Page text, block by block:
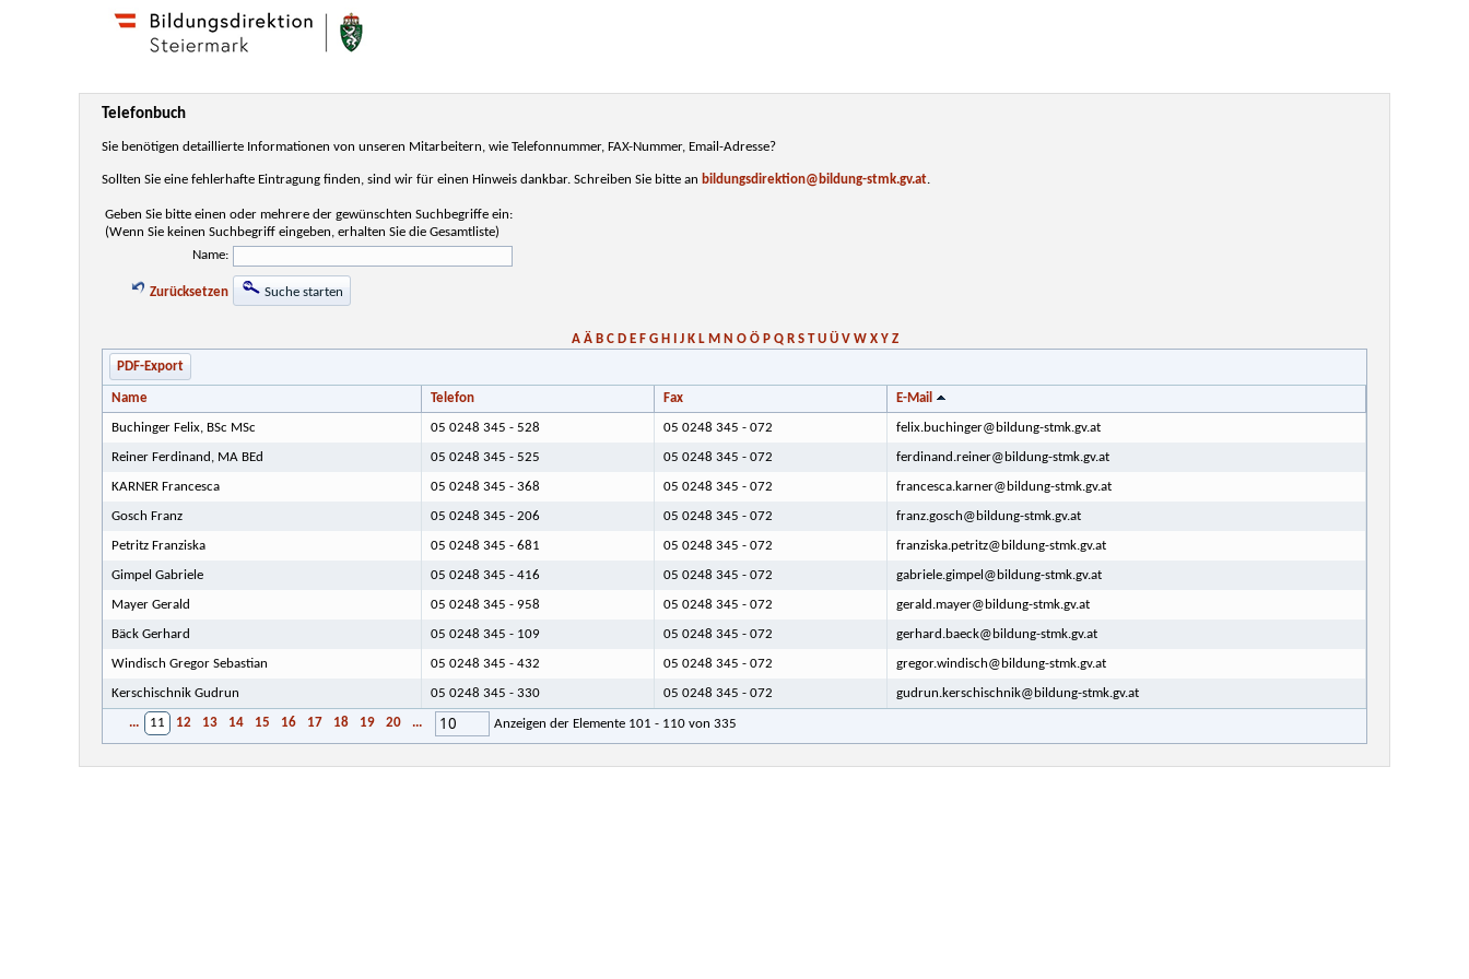
Telefonbuch
Sie benötigen detaillierte Informationen von unseren Mitarbeitern, wie Telefonnummer, FAX-Nummer, Email-Adresse?
Sollten Sie eine fehlerhafte Eintragung finden, sind wir für einen Hinweis dankbar. Schreiben Sie bitte an bildungsdirektion@bildung-stmk.gv.at.
Geben Sie bitte einen oder mehrere der gewünschten Suchbegriffe ein:
(Wenn Sie keinen Suchbegriff eingeben, erhalten Sie die Gesamtliste)
Name:
Zurücksetzen Suche starten
A Ä B C D E F G H J K L M N O Ö P Q R S T U Ü V W X Y Z
PDF-Export
Name Telefon Fax E-Mail
Buchinger Felix, BSc MSc 05 0248 345 - 528 05 0248 345 - 072 felix.buchinger@bildung-stmk.gv.at
Reiner Ferdinand, MA BEd 05 0248 345 - 525 05 0248 345 - 072 ferdinand.reiner@bildung-stmk.gv.at
KARNER Francesca 05 0248 345 - 368 05 0248 345 - 072 francesca.karner@bildung-stmk.gv.at
Gosch Franz 05 0248 345 - 206 05 0248 345 - 072 franz.gosch@bildung-stmk.gv.at
Petritz Franziska 05 0248 345 - 681 05 0248 345 - 072 franziska.petritz@bildung-stmk.gv.at
Gimpel Gabriele 05 0248 345 - 416 05 0248 345 - 072 gabriele.gimpel@bildung-stmk.gv.at
Mayer Gerald 05 0248 345 - 958 05 0248 345 - 072 gerald.mayer@bildung-stmk.gv.at
Bäck Gerhard 05 0248 345 - 109 05 0248 345 - 072 gerhard.baeck@bildung-stmk.gv.at
Windisch Gregor Sebastian 05 0248 345 - 432 05 0248 345 - 072 gregor.windisch@bildung-stmk.gv.at
Kerschischnik Gudrun 05 0248 345 - 330 05 0248 345 - 072 gudrun.kerschischnik@bildung-stmk.gv.at
... 11 12 13 14 15 16 17 18 19 20 ... 10 Anzeigen der Elemente 101 - 110 von 335